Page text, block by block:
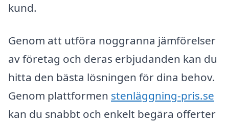
kund.
Genom att utföra noggranna jämförelser
av företag och deras erbjudanden kan du
hitta den bästa lösningen för dina behov.
Genom plattformen stenläggning-pris.se
kan du snabbt och enkelt begära offerter